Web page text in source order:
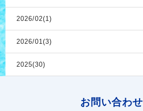
2026/02(1)
2026/01(3)
2025(30)
お問い合わせ